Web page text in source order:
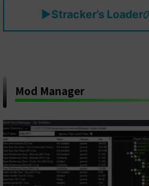
▶Stracker’s Loader
Mod Manager